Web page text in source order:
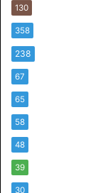
130
358
238
67
65
58
48
39
30